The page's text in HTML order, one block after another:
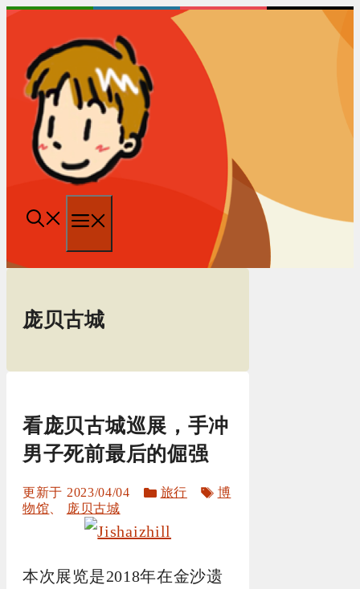
跳
单
庞贝古城
看庞贝古城巡展，手冲
男子死前最后的倔强
2023/04/04
分
旅行
标
博
物馆
庞贝古城
本次展览是2018年在金沙遗